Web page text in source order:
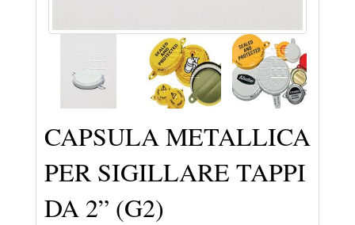
CAPSULA METALLICA
PER SIGILLARE TAPPI
DA 2” (G2)